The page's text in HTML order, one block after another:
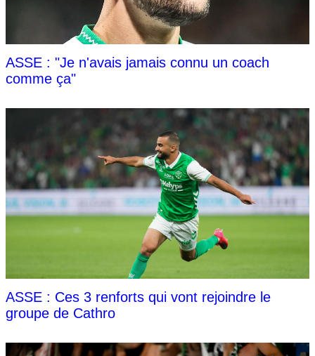
ASSE : "Je n'avais jamais connu un coach
comme ça"
ASSE : Ces 3 renforts qui vont rejoindre le
groupe de Cathro